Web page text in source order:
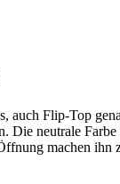
auch Flip-Top
Die neutrale Farbe
machen ihn